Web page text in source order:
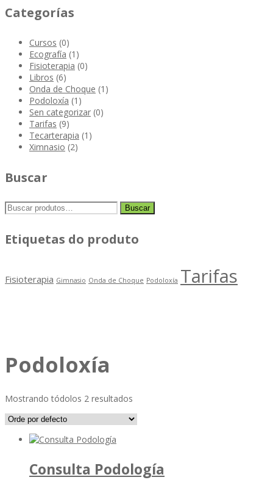
Categorías
Cursos (0)
Ecografía (1)
Fisioterapia (0)
Libros (6)
Onda de Choque (1)
Podoloxía (1)
Sen categorizar (0)
Tarifas (9)
Tecarterapia (1)
Ximnasio (2)
Buscar
Buscar
Buscar
Etiquetas do produto
Fisioterapia Gimnasio Onda de Choque Podoloxía Tarifas
Podoloxía
Mostrando tódolos 2 resultados
Consulta Podología